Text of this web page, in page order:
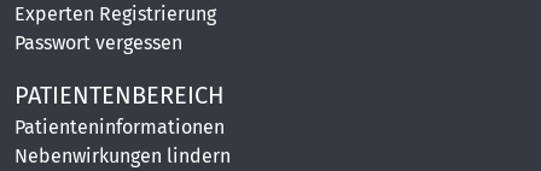
Experten Registrierung
Passwort vergessen
PATIENTENBEREICH
Patienteninformationen
Nebenwirkungen lindern